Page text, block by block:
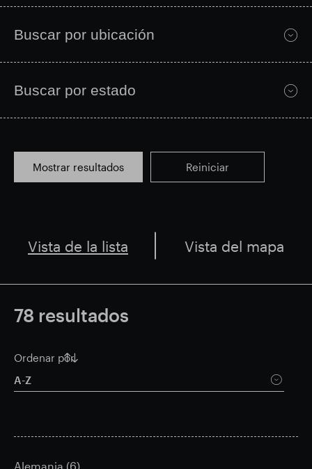
Buscar por ubicación
Buscar por estado
Mostrar resultados Reiniciar
Vista de la lista Vista del mapa
78 resultados
Ordenar por
A-Z
Alemania (6)